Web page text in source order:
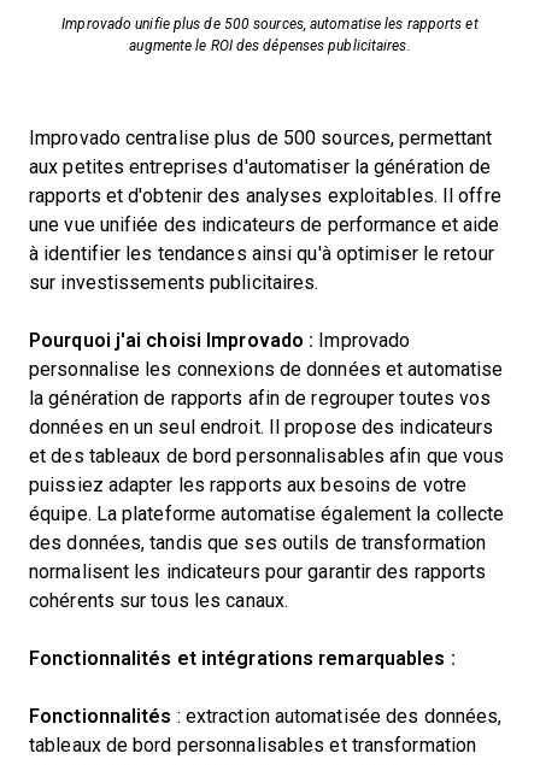
Improvado unifie plus de 500 sources, automatise les rapports et
augmente le ROI des dépenses publicitaires.
Improvado centralise plus de 500 sources, permettant
aux petites entreprises d'automatiser la génération de
rapports et d'obtenir des analyses exploitables. Il offre
une vue unifiée des indicateurs de performance et aide
à identifier les tendances ainsi qu'à optimiser le retour
sur investissements publicitaires.
Pourquoi j'ai choisi Improvado : Improvado
personnalise les connexions de données et automatise
la génération de rapports afin de regrouper toutes vos
données en un seul endroit. Il propose des indicateurs
et des tableaux de bord personnalisables afin que vous
puissiez adapter les rapports aux besoins de votre
équipe. La plateforme automatise également la collecte
des données, tandis que ses outils de transformation
normalisent les indicateurs pour garantir des rapports
cohérents sur tous les canaux.
Fonctionnalités et intégrations remarquables :
Fonctionnalités : extraction automatisée des données,
tableaux de bord personnalisables et transformation